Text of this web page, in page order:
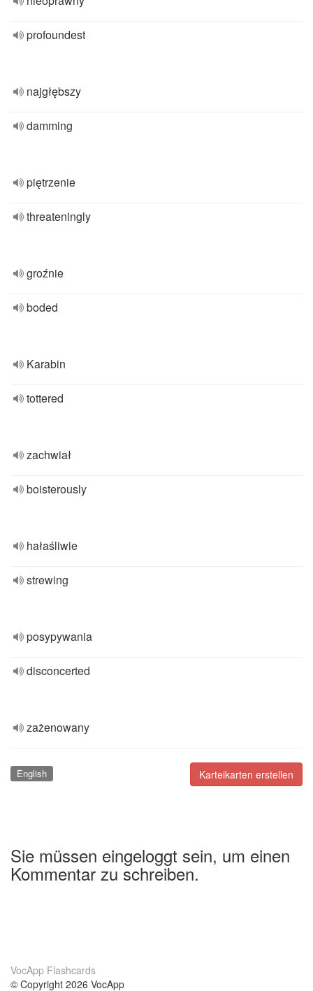
profoundest
najgłębszy
damming
piętrzenie
threateningly
groźnie
boded
Karabin
tottered
zachwiał
boisterously
hałaśliwie
strewing
posypywania
disconcerted
zażenowany
Karteikarten erstellen
English
Sie müssen eingeloggt sein, um einen
Kommentar zu schreiben.
VocApp Flashcards
© Copyright 2026 VocApp